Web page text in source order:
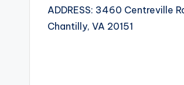
ADDRESS: 3460 Centreville
Chantilly, VA 20151